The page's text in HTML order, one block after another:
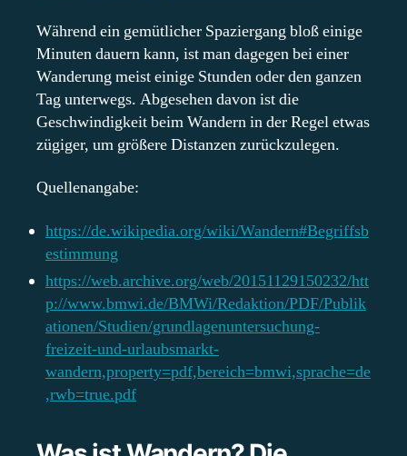
Während ein gemütlicher Spaziergang bloß einige
Minuten dauern kann, ist man dagegen bei einer
Wanderung meist einige Stunden oder den ganzen
Tag unterwegs. Abgesehen davon ist die
Geschwindigkeit beim Wandern in der Regel etwas
zügiger, um größere Distanzen zurückzulegen.
Quellenangabe:
https://de.wikipedia.org/wiki/Wandern#Begriffsb
estimmung
https://web.archive.org/web/20151129150232/htt
p://www.bmwi.de/BMWi/Redaktion/PDF/Publik
ationen/Studien/grundlagenuntersuchung-
freizeit-und-urlaubsmarkt-
wandern,property=pdf,bereich=bmwi,sprache=de
,rwb=true.pdf